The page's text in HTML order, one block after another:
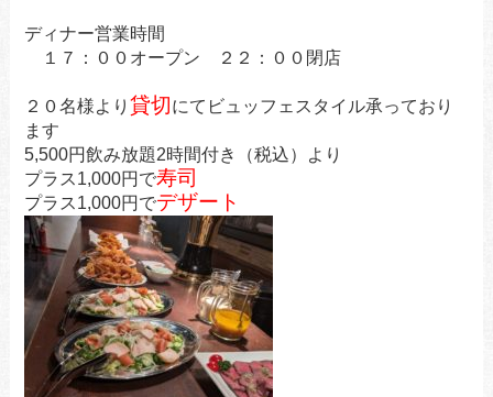
ディナー営業時間
１７：００オープン ２２：００閉店
２０名様より 貸切にてビュッフェスタイル承っており
ます
5,500円飲み放題2時間付き（税込）より
プラス1,000円で寿司
プラス1,000円でデザート